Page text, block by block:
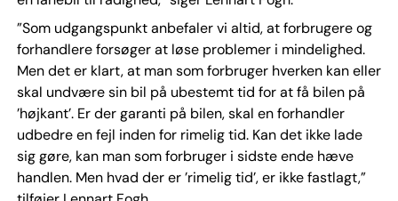
”Som udgangspunkt anbefaler vi altid, at forbrugere og
forhandlere forsøger at løse problemer i mindelighed.
Men det er klart, at man som forbruger hverken kan eller
skal undvære sin bil på ubestemt tid for at få bilen på
’højkant’. Er der garanti på bilen, skal en forhandler
udbedre en fejl inden for rimelig tid. Kan det ikke lade
sig gøre, kan man som forbruger i sidste ende hæve
handlen. Men hvad der er ’rimelig tid’, er ikke fastlagt,”